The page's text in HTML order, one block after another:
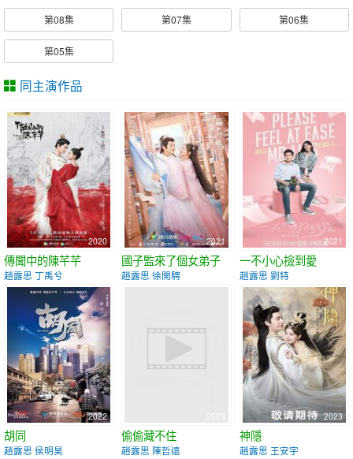
第08集 第07集 第06集
第05集
同主演作品
2020
傳聞中的陳芊芊
趙露思 丁禹兮
2021
國子監來了個女弟子
趙露思 徐開騁
2021
一不小心撿到愛
趙露思 劉特
2022
胡同
趙露思 侯明昊
偷偷藏不住
趙露思 陳哲遠
2023
神隱
趙露思 王安宇